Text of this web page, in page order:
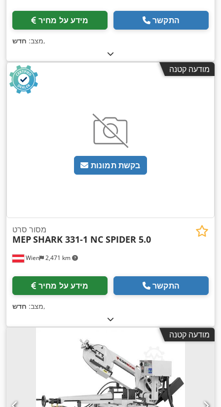
מידע על מחיר התקשר
מצב: חדש ,
מודעה קטנה
בקשת תמונות
Wien 2,471 km
מסור סרט
MEPSHARK 331-1 NC SPIDER 5.0
מידע על מחיר התקשר
מצב: חדש ,
מודעה קטנה